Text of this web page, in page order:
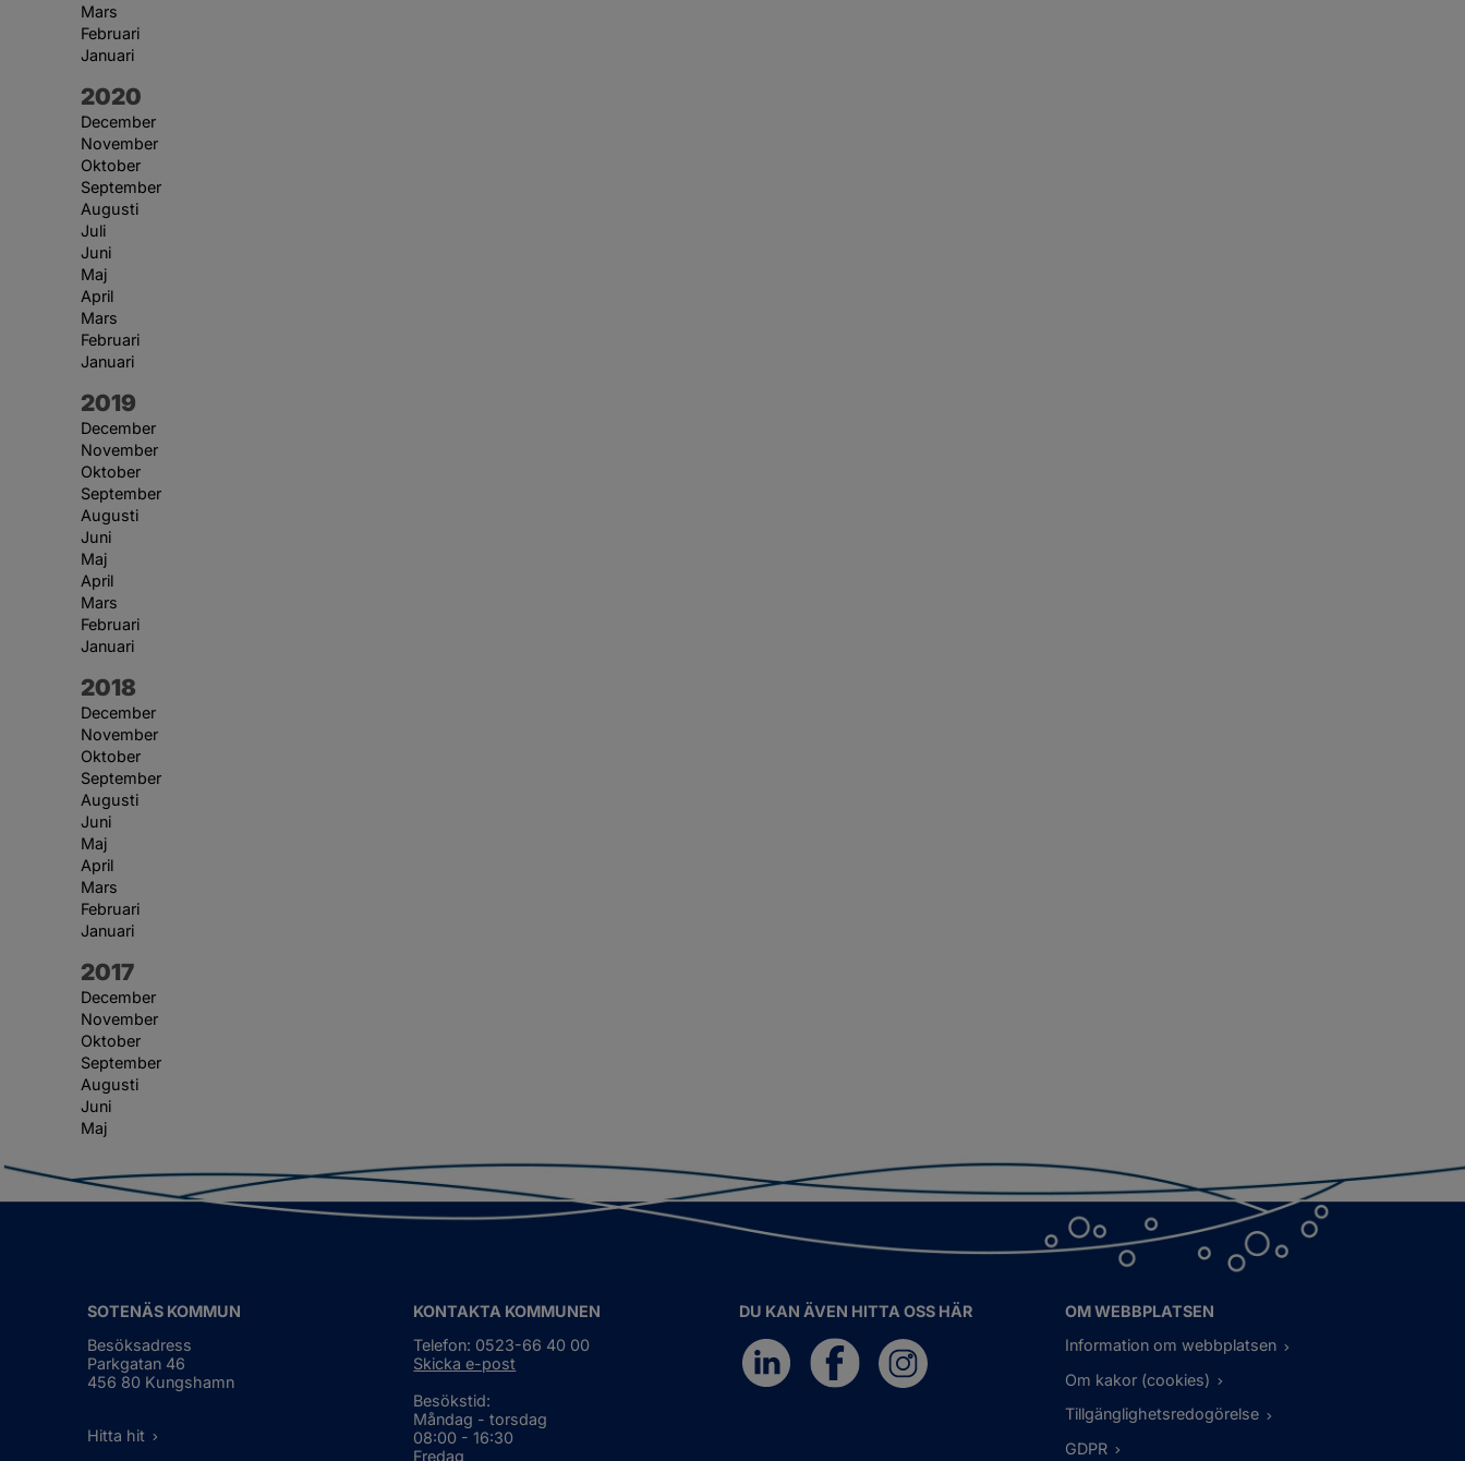
Mars
Februari
Januari
År:
2020
December
November
Oktober
September
Augusti
Juli
Juni
Maj
April
Mars
Februari
Januari
År:
2019
December
November
Oktober
September
Augusti
Juni
Maj
April
Mars
Februari
Januari
År:
2018
December
November
Oktober
September
Augusti
Juni
Maj
April
Mars
Februari
Januari
År:
2017
December
November
Oktober
September
Augusti
Juni
Maj
SOTENÄS KOMMUN
Besöksadress
Parkgatan 46
456 80 Kungshamn
Hitta hit
KONTAKTA KOMMUNEN
Telefon: 0523-66 40 00
Skicka e-post
Besökstid:
Måndag - torsdag
08:00 - 16:30
Fredag
DU KAN ÄVEN HITTA OSS HÄR
OM WEBBPLATSEN
Information om webbplatsen
Om kakor (cookies)
Tillgänglighetsredogörelse
GDPR